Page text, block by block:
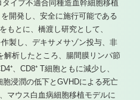
イプ不適合同種造血幹細胞移植
開発し、安全に施行可能である
もとに、橋渡し研究として、
製し、デキサメサゾン投与、非
析したところ、腸間膜リンパ節
、CD8⁺ T細胞ともに減少し、
浸潤の低下とGVHDによる死亡
マウス白血病細胞移植モデルに